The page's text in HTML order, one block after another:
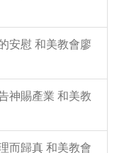
安慰 和美教會廖
神賜產業 和美教
而歸真 和美教會